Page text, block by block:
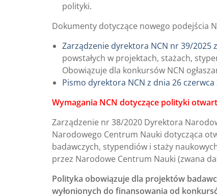
polityki.
Dokumenty dotyczące nowego podejścia
Zarządzenie dyrektora NCN nr 39/2025
powstałych w projektach, stażach,
Obowiązuje dla konkursów NCN
Pismo dyrektora NCN z dnia 26
Wymagania NCN dotyczące polityki
Zarządzenie nr 38/2020 Dyrektora
Narodowego Centrum Nauki dotycząca
badawczych, stypendiów i staży
przez Narodowe Centrum Nauki (zwana
Polityka obowiązuje dla projektów
wyłonionych do finansowania od